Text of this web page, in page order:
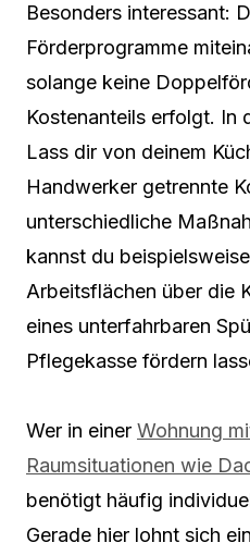
Besonders interessant:
Förderprogramme
solange keine
Kostenanteils erfolgt. In
Lass dir von deinem
Handwerker getrennte
unterschiedliche
kannst du
Arbeitsflächen über die
eines unterfahrbaren
Pflegekasse fördern
Wer in einer Wohnung
Raumsituationen wie
benötigt häufig
Gerade hier lohnt sich